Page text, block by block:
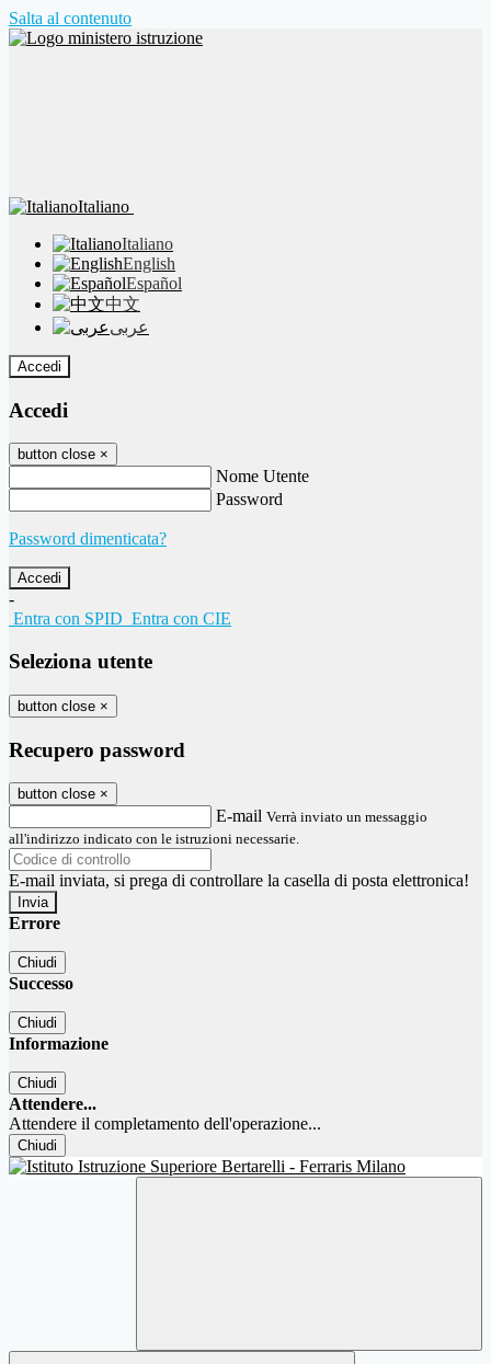
Salta al contenuto
Italiano
Italiano
English
Español
中文
عربى
Accedi
Accedi
button close ×
Nome Utente
Password
Password dimenticata?
-
Entra con SPID Entra con CIE
Seleziona utente
button close ×
Recupero password
button close ×
E-mail Verrà inviato un messaggio
all'indirizzo indicato con le istruzioni necessarie.
E-mail inviata, si prega di controllare la casella di posta elettronica!
Errore
Chiudi
Successo
Chiudi
Informazione
Chiudi
Attendere...
Attendere il completamento dell'operazione...
Chiudi